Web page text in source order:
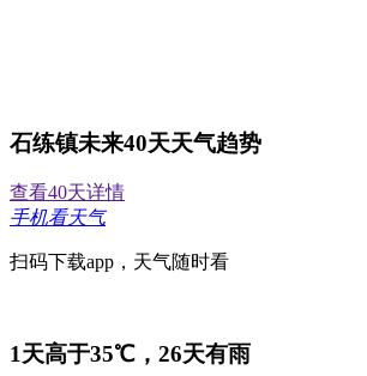
石练镇未来40天天气趋势
查看40天详情
手机看天气
扫码下载app，天气随时看
1天高于35℃， 26天有雨